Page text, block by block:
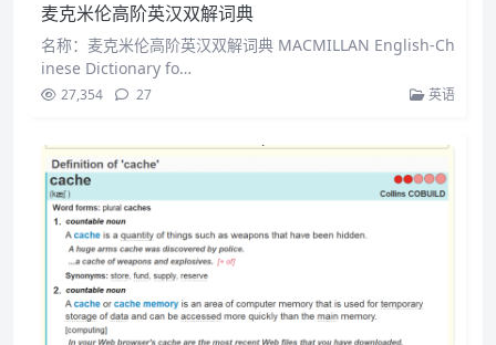
麦克米伦高阶英汉双解词典
名称：麦克米伦高阶英汉双解词典 MACMILLAN English-Ch
inese Dictionary fo…
27,354 27 英语